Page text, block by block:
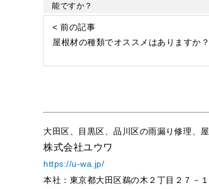
能ですか？
< 前の記事
屋根材の種類でオススメはありますか？
大田区、目黒区、品川区の雨漏り修理、
株式会社ユウワ
https://u-wa.jp/
本社：東京都大田区鵜の木２丁目２７－